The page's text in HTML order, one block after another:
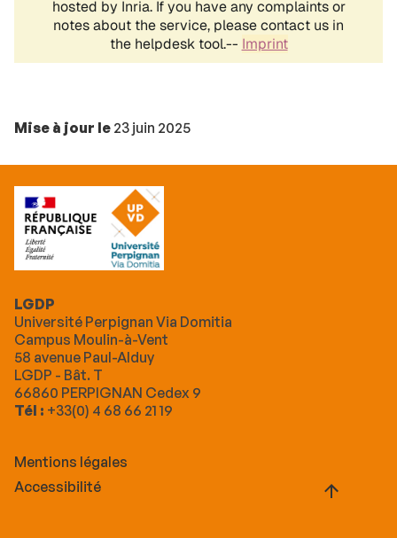
Mise à jour le 23 juin 2025
LGDP
Université Perpignan Via Domitia
Campus Moulin-à-Vent
58 avenue Paul-Alduy
LGDP - Bât. T
66860 PERPIGNAN Cedex 9
Tél : +33(0) 4 68 66 21 19
Mentions légales
Accessibilité